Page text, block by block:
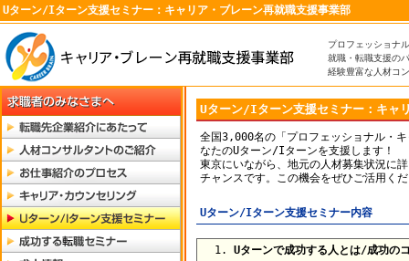
Uターン/Iターン支援セミナー：キャリア・ブレーン再就職支援事業部
プロフェッショナ
就職・転職支援の
経験豊富な人材コ
Uターン/Iターン支援セミナー：キャ
全国3,000名の「プロフェッショナル・
なたのUターン/Iターンを支援します！
東京にいながら、地元の人材募集状況に
チャンスです。この機会をぜひご活用く
Uターン/Iターン支援セミナー内容
Uターンで成功する人とは/成功の